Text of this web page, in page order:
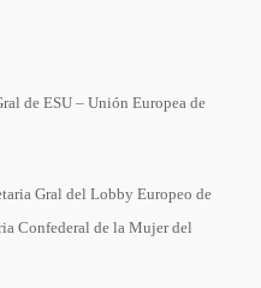
de ESU – Unión Europea de
Gral del Lobby Europeo de
Confederal de la Mujer del